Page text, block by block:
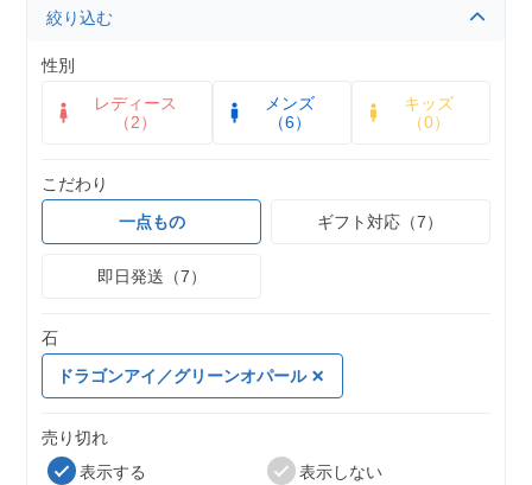
絞り込む
性別
レディース
（2）
メンズ
（6）
キッズ
（0）
こだわり
一点もの
ギフト対応（7）
即日発送（7）
石
ドラゴンアイ／グリーンオパール
売り切れ
表示する
表示しない